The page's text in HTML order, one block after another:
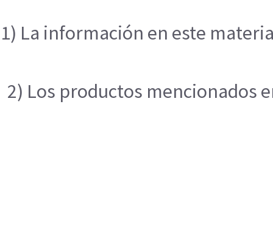
1) La información en este
2) Los productos mencionados